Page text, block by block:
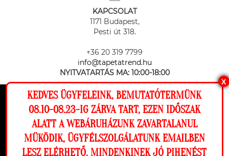
Ez a weboldal cookie-kat használ, hogy a
lehető legjobb élményt nyújtsa honlapunkon.
Beállítások
KAPCSOLAT
1171 Budapest,
Pesti út 318.
+36 20 319 7799
info@tapetatrend.hu
NYITVATARTÁS MA: 10:00-18:00
Az online fizetést a Barion Payment Zrt. biztosítja, MNB engedély
száma: H-EN-I-1064/2013
X
KEDVES ÜGYFELEINK, BEMUTATÓTERMÜNK
08.10-08.23-IG ZÁRVA TART, EZEN IDŐSZAK
ALATT A WEBÁRUHÁZUNK ZAVARTALANUL
MÜKÖDIK, ÜGYFÉLSZOLGÁLATUNK EMAILBEN
LESZ ELÉRHETŐ. MINDENKINEK JÓ PIHENÉST